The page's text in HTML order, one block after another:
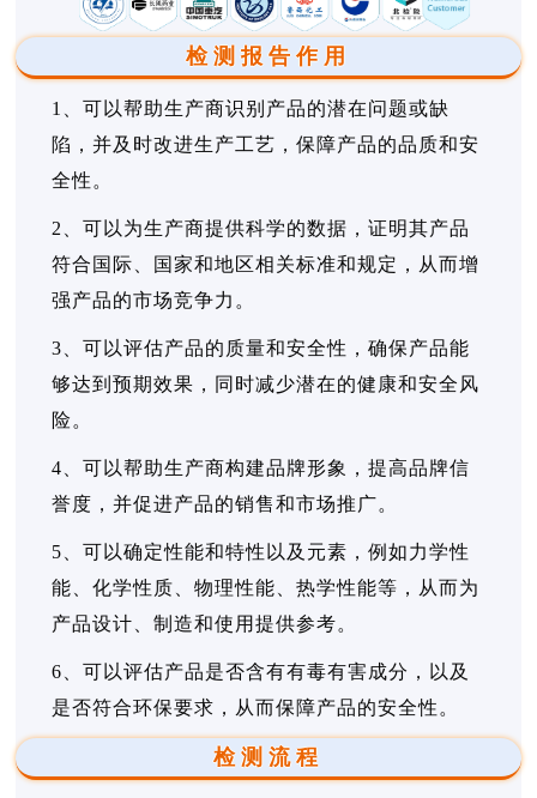
检测报告作用
1、可以帮助生产商识别产品的潜在问题或缺
陷，并及时改进生产工艺，保障产品的品质和安
全性。
2、可以为生产商提供科学的数据，证明其产品
符合国际、国家和地区相关标准和规定，从而增
强产品的市场竞争力。
3、可以评估产品的质量和安全性，确保产品能
够达到预期效果，同时减少潜在的健康和安全风
险。
4、可以帮助生产商构建品牌形象，提高品牌信
誉度，并促进产品的销售和市场推广。
5、可以确定性能和特性以及元素，例如力学性
能、化学性质、物理性能、热学性能等，从而为
产品设计、制造和使用提供参考。
6、可以评估产品是否含有有毒有害成分，以及
是否符合环保要求，从而保障产品的安全性。
检测流程